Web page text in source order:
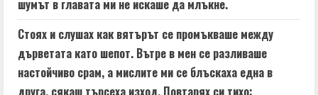
шумът в главата ми не искаше да млъкне.
Стоях и слушах как вятърът се промъкваше между
дърветата като шепот. Вътре в мен се разливаше
настойчиво срам, а мислите ми се блъскаха една в
друга, сякаш търсеха изход. Повтарях си тихо: